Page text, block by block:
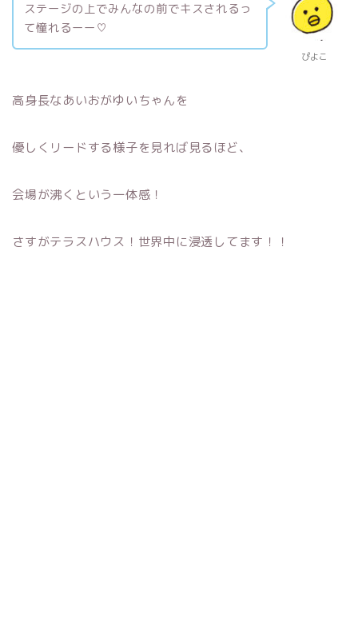
ぴよこ
ステージの上でみんなの前でキスされるっ
て憧れるーー♡
高身長なあいおがゆいちゃんを
優しくリードする様子を見れば見るほど、
会場が沸くという一体感！
さすがテラスハウス！世界中に浸透してます！！